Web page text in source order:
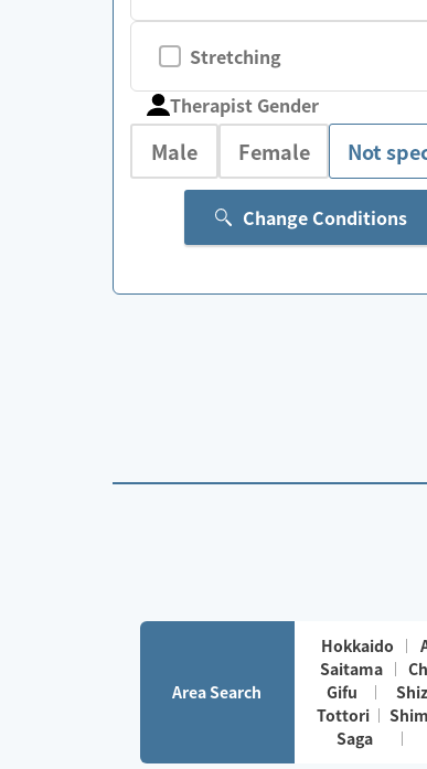
Stretching
Therapist Gender
Male Female Not
Change Conditions
Area Search
Hokkaido
Saitama
Gifu
Tottori
Saga